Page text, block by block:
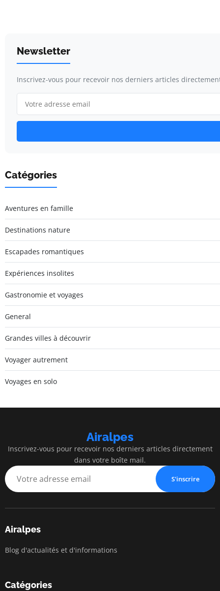
Newsletter
Inscrivez-vous pour recevoir nos derniers articles
Catégories
Aventures en famille
Destinations nature
Escapades romantiques
Expériences insolites
Gastronomie et voyages
General
Grandes villes à découvrir
Voyager autrement
Voyages en solo
Airalpes
Inscrivez-vous pour recevoir nos derniers articles directement
dans votre boîte mail.
S'inscrire
Airalpes
Blog d'actualités et d'informations
Catégories